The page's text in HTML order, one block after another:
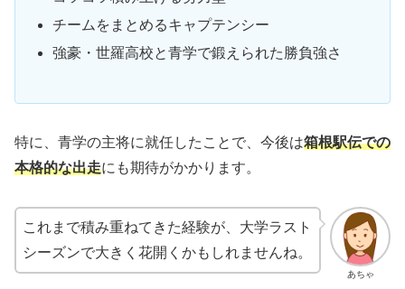
チームをまとめるキャプテンシー
強豪・世羅高校と青学で鍛えられた勝負強さ
特に、青学の主将に就任したことで、今後は箱根駅伝での
本格的な出走にも期待がかかります。
あちゃ
これまで積み重ねてきた経験が、大学ラスト
シーズンで大きく花開くかもしれませんね。